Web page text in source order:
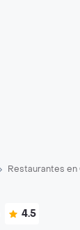
Restaurantes en
4.5